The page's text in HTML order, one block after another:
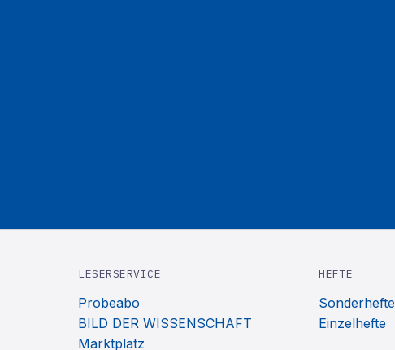
LESERSERVICE
Probeabo
BILD DER WISSENSCHAFT
Marktplatz
HEFTE
Sonderhefte
Einzelhefte